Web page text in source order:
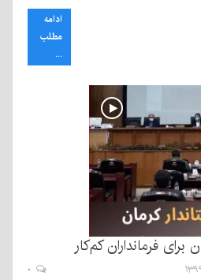
ادامه
مطلب
...
فرمانداران کم‌کار